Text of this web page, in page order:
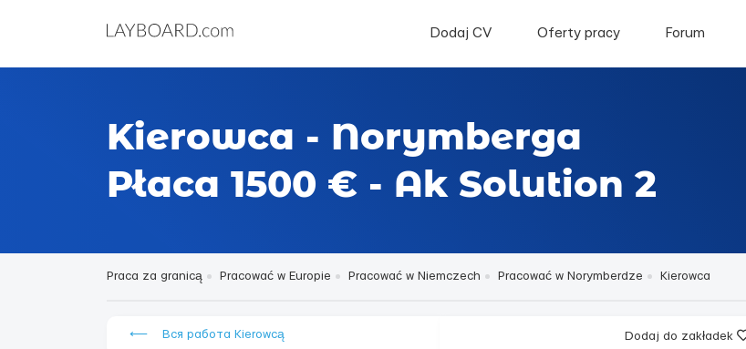
Dodaj CV Oferty pracy Forum
Kierowca - Norymberga
Płaca 1500 € - Ak Solution 2
Praca za granicą Pracować w Europie Pracować w Niemczech Pracować w Norymberdze Kierowca
⟵ Вся работа Kierowcą Dodaj do zakładek